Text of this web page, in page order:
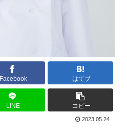
Facebook はてブ
LINE コピー
2023.05.24